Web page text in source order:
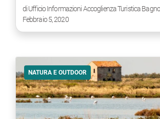
diUfficio Informazioni Accoglienza Turistica
Febbraio 5, 2020
NATURA E OUTDOOR